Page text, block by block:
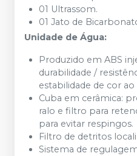
01 Ultrassom.
01 Jato de
Unidade de Água:
Produzido em ABS
durabilidade /
estabilidade de cor
Cuba em cerâmica:
ralo e filtro para
para evitar respingos.
Filtro de detritos
Sistema de